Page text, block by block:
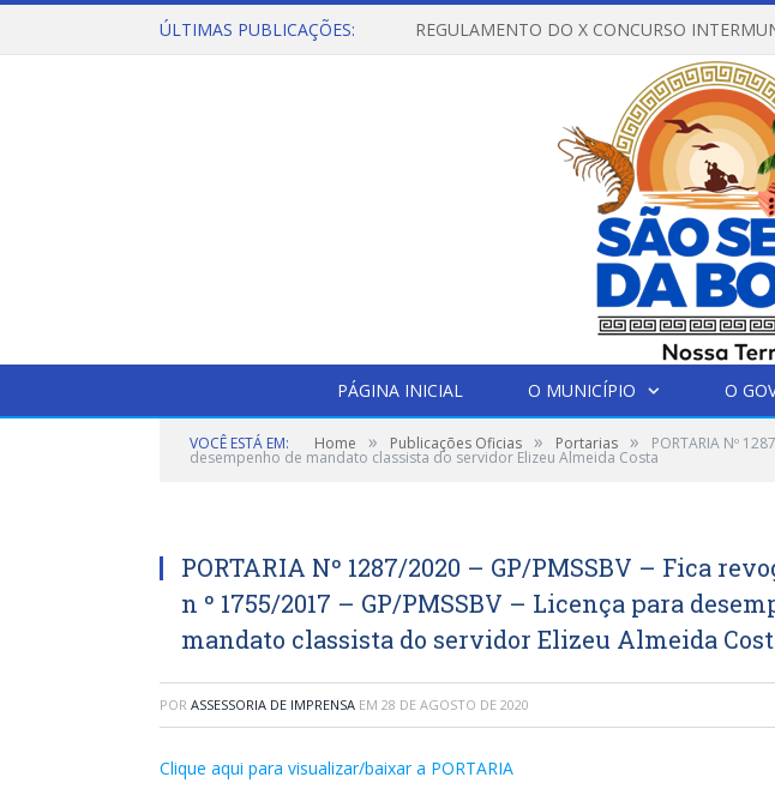
ÚLTIMAS PUBLICAÇÕES:
PÁGINA INICIAL O MUNICÍPIO O
VOCÊ ESTÁ EM: Home » Publicações Oficias » Portarias » PORTARIA Nº
desempenho de mandato classista do servidor Elizeu Almeida Costa
PORTARIA Nº 1287/2020 – GP/PMSSBV – Fica
n º 1755/2017 – GP/PMSSBV – Licença para
mandato classista do servidor Elizeu Almeida
POR ASSESSORIA DE IMPRENSA EM 28 DE AGOSTO DE 2020
Clique aqui para visualizar/baixar a PORTARIA